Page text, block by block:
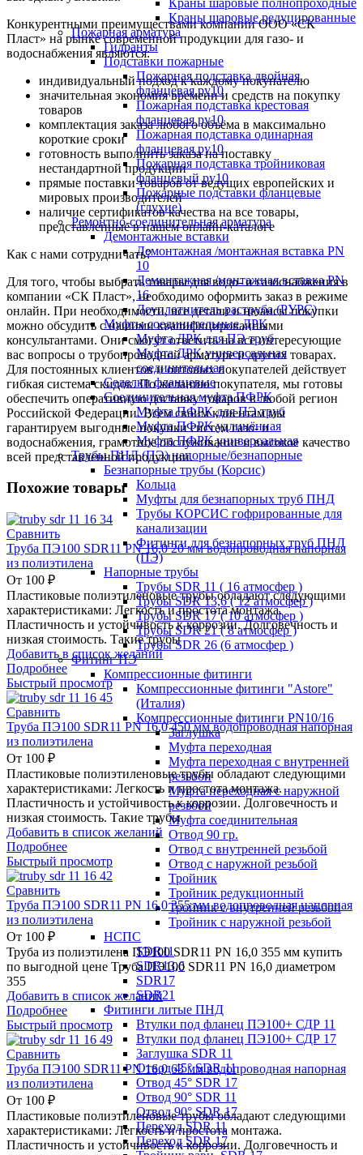
Краны шаровые полнопроходные
Краны шаровые редуцированные
Пожарная арматура
Гидранты
Подставки пожарные
Пожарная подставка двойная
фланцевая ру10
Пожарная подставка крестовая
фланцевая ру10
Пожарная подставка одинарная
фланцевая ру10
Пожарная подставка тройниковая
фланцевый ру10
Пожарные подставки фланцевые
(глухие)
Ремонтно-соединительная арматура
Демонтажные вставки
Демонтажная /монтажная вставка PN
10
Демонтажная /монтажная вставка PN
16
Доуплотнитель раструба (РУРС)
Муфты соединительные ДРК
Муфта ДРК для ПЭ труб
Муфта ДРК универсальная
соединительная
Седелки фланцевые
Соединительная муфта ПФРК
Муфта ПФРК для ПЭ труб
Муфта ПФРК удлинённая
Муфта ПФРК универсальная
Трубы ПНД (ПЭ) напорные/безнапорные
Безнапорные трубы (Корсис)
Кольца
Муфты для безнапорных труб ПНД
Трубы КОРСИС гофрированные для
канализации
Фитинги для безнапорных труб ПНД
(ПЭ)
Напорные трубы
Трубы SDR 11 ( 16 атмосфер )
Трубы SDR 13,6 ( 12 атмосфер )
Трубы SDR 17 ( 10 атмосфер )
Трубы SDR 21 ( 8 атмосфер )
Трубы SDR 26 (6 атмосфер )
Фитинг ПЭ
Компрессионные фитинги
Компрессионные фитинги "Astore"
(Италия)
Компрессионные фитинги PN10/16
Заглушка
Муфта переходная
Муфта переходная с внутренней
резьбой
Муфта переходная с наружной
резьбой
Муфта соединительная
Отвод 90 гр.
Отвод с внутренней резьбой
Отвод с наружной резьбой
Тройник
Тройник редукционный
Тройник с внутренней резьбой
Тройник с наружной резьбой
НСПС
SDR11
SDR13,6
SDR17
SDR21
Фитинги литые ПНД
Втулки под фланец ПЭ100+ СДР 11
Втулки под фланец ПЭ100+ СДР 17
Заглушка SDR 11
Отвод 45° SDR 11
Отвод 45° SDR 17
Отвод 90° SDR 11
Отвод 90° SDR 17
Переход SDR 11
Переход SDR 17
Конкурентными преимуществами компании ООО «СК
Пласт» на рынке современной продукции для газо- и
водоснабжения являются:
индивидуальный подход к каждому покупателю
значительная экономия времени и средств на покупку
товаров
комплектация заказа любого объёма в максимально
короткие сроки
готовность выполнить заказа на поставку
нестандартной продукции
прямые поставки товаров от ведущих европейских и
мировых производителей
наличие сертификатов качества на все товары,
представленные в нашем онлайн-каталоге
Как с нами сотрудничать?
Для того, чтобы выбрать товары для водо- и газоснабжения в
компании «СК Пласт», необходимо оформить заказ в режиме
онлайн. При необходимости, все детали и нюансы покупки
можно обсудить с нашими квалифицированными
консультантами. Они смогут ответить на все интересующие
вас вопросы о трубопроводной арматуре и других товарах.
Для постоянных клиентов и оптовых покупателей действует
гибкая система скидок. По желанию покупателя, мы готовы
обеспечить оперативную доставку товаров в любой регион
Российской Федерации. Всем своим клиентам мы
гарантируем выгодные покупки систем газо- и
водоснабжения, грамотное обслуживание и высокое качество
всей представленной продукции.
Похожие товары
Сравнить
Труба ПЭ100 SDR11 PN 16,0 20 мм водопроводная напорная
из полиэтилена
От 100 ₽
Пластиковые полиэтиленовые трубы обладают следующими
характеристиками: Легкость и простота монтажа.
Пластичность и устойчивость к коррозии. Долговечность и
низкая стоимость. Такие трубы
Добавить в список желаний
Подробнее
Быстрый просмотр
Сравнить
Труба ПЭ100 SDR11 PN 16,0 450 мм водопроводная напорная
из полиэтилена
От 100 ₽
Пластиковые полиэтиленовые трубы обладают следующими
характеристиками: Легкость и простота монтажа.
Пластичность и устойчивость к коррозии. Долговечность и
низкая стоимость. Такие трубы
Добавить в список желаний
Подробнее
Быстрый просмотр
Сравнить
Труба ПЭ100 SDR11 PN 16,0 355 мм водопроводная напорная
из полиэтилена
От 100 ₽
Труба из полиэтилена ПЭ100 SDR11 PN 16,0 355 мм купить
по выгодной цене Труба ПЭ100 SDR11 PN 16,0 диаметром
355
Добавить в список желаний
Подробнее
Быстрый просмотр
Сравнить
Труба ПЭ100 SDR11 PN 16,0 63 мм водопроводная напорная
из полиэтилена
От 100 ₽
Пластиковые полиэтиленовые трубы обладают следующими
характеристиками: Легкость и простота монтажа.
Пластичность и устойчивость к коррозии. Долговечность и